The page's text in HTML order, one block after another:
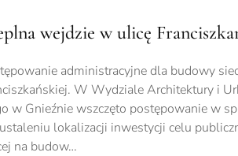
wejdzie w ulicę
administracyjne dla budowy
W Wydziale Architektury i
w Gnieźnie wszczęto postępowanie w
lokalizacji inwestycji celu
na budow…